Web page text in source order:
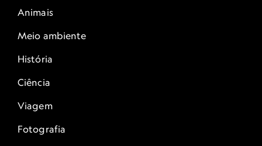
Animais
Meio ambiente
História
Ciência
Viagem
Fotografia